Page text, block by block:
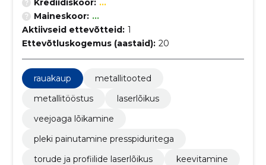
Krediidiskoor: ...
Maineskoor: ...
Aktiivseid ettevõtteid: 1
Ettevõtluskogemus (aastaid): 20
rauakaup
metallitooted
metallitööstus
laserlõikus
veejoaga lõikamine
pleki painutamine presspiduritega
torude ja profiilide laserlõikus
keevitamine